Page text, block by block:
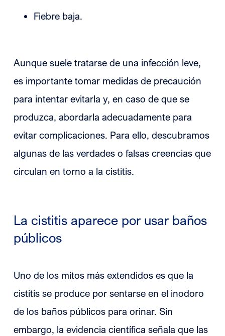
Fiebre baja.
Aunque suele tratarse de una infección leve,
es importante tomar medidas de precaución
para intentar evitarla y, en caso de que se
produzca, abordarla adecuadamente para
evitar complicaciones. Para ello, descubramos
algunas de las verdades o falsas creencias que
circulan en torno a la cistitis.
La cistitis aparece por usar baños
públicos
Uno de los mitos más extendidos es que la
cistitis se produce por sentarse en el inodoro
de los baños públicos para orinar. Sin
embargo, la evidencia científica señala que las